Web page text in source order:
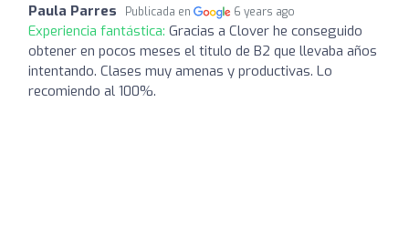
Paula Parres Publicada en 6 years ago
Experiencia fantástica: Gracias a Clover he conseguido
obtener en pocos meses el titulo de B2 que llevaba años
intentando. Clases muy amenas y productivas. Lo
recomiendo al 100%.